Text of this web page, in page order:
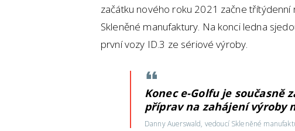
začátku nového roku 2021 začne
Skleněné manufaktury. Na konci ledna
první vozy ID.3 ze sériové výroby.
Konec e-Golfu je současně
příprav na zahájení výroby
Danny Auerswald, vedoucí Skleněné